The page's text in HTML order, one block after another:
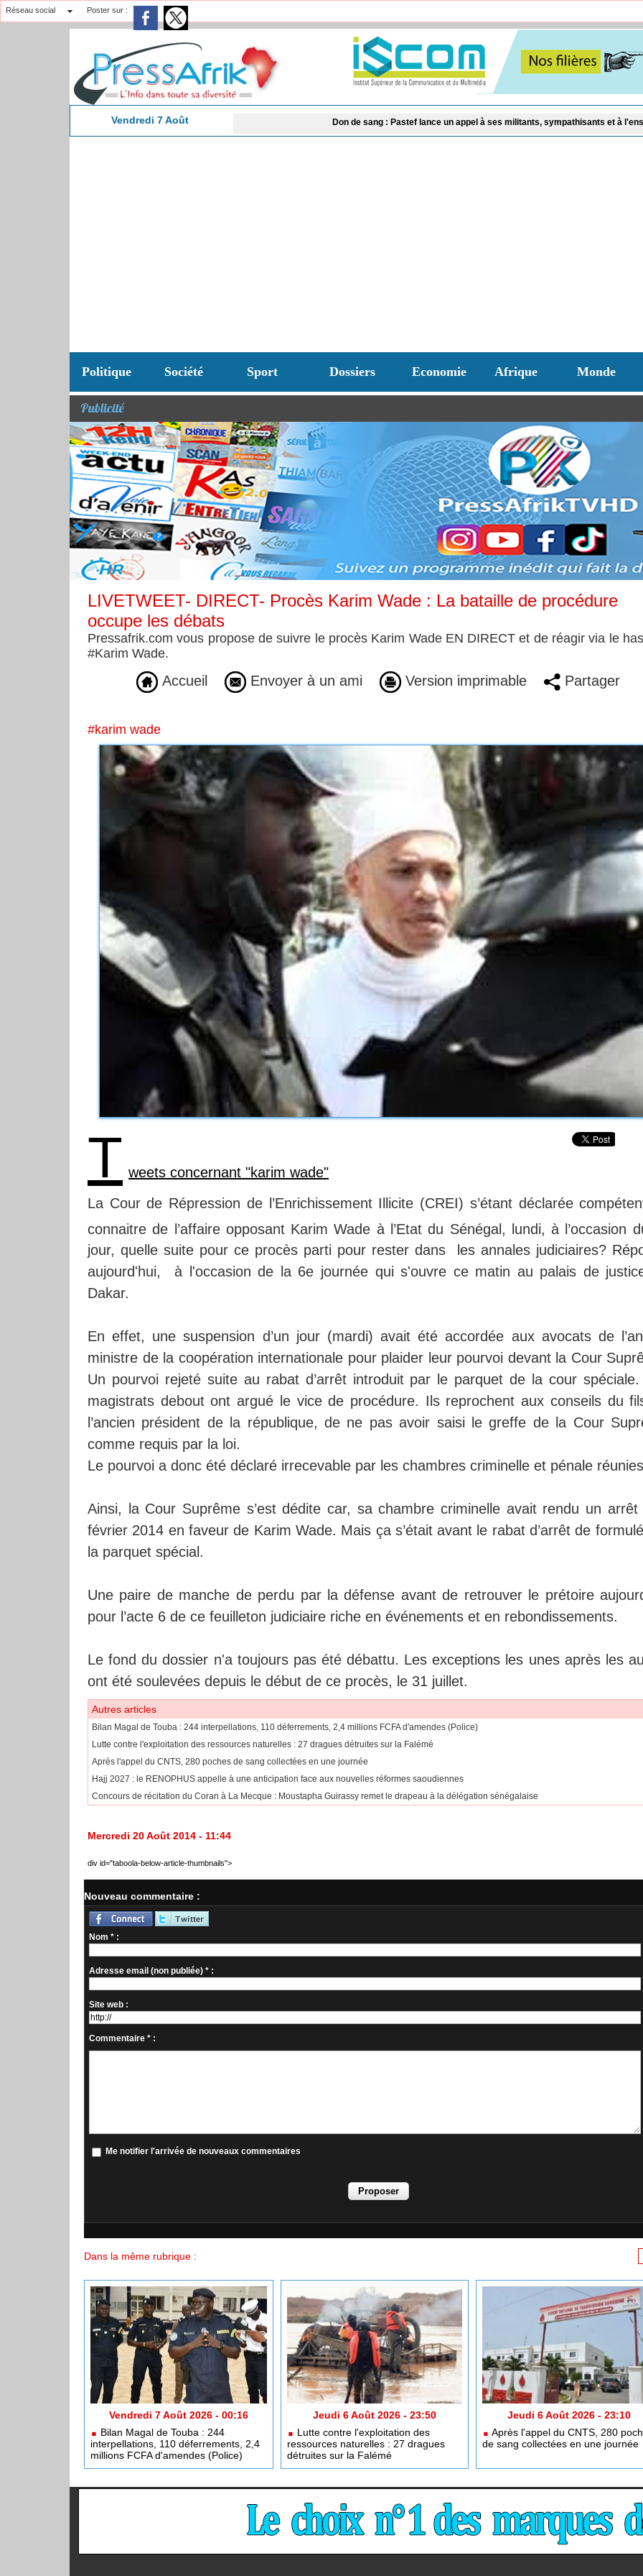
Réseau social Poster sur :
Vendredi 7 Août Don de sang : Pastef lance un appel à ses militants, sympathisants et à l'ensemble des
Politique Société Sport Dossiers Economie Afrique Monde
Publicité
LIVETWEET- DIRECT- Procès Karim Wade : La bataille de procédure
occupe les débats
Pressafrik.com vous propose de suivre le procès Karim Wade EN DIRECT et de réagir via le
#Karim Wade.
Accueil Envoyer à un ami Version imprimable Partager
#karim wade
T weets concernant "karim wade"
La Cour de Répression de l’Enrichissement Illicite (CREI) s’étant déclarée
connaitre de l’affaire opposant Karim Wade à l’Etat du Sénégal, lundi, à l’occasion
jour, quelle suite pour ce procès parti pour rester dans les annales judiciaires?
aujourd'hui, à l'occasion de la 6e journée qui s'ouvre ce matin au palais de
Dakar.
En effet, une suspension d’un jour (mardi) avait été accordée aux avocats de
ministre de la coopération internationale pour plaider leur pourvoi devant la Cour
Un pourvoi rejeté suite au rabat d’arrêt introduit par le parquet de la cour
magistrats debout ont argué le vice de procédure. Ils reprochent aux conseils du
l’ancien président de la république, de ne pas avoir saisi le greffe de la Cour
comme requis par la loi.
Le pourvoi a donc été déclaré irrecevable par les chambres criminelle et pénale
Ainsi, la Cour Suprême s’est dédite car, sa chambre criminelle avait rendu un
février 2014 en faveur de Karim Wade. Mais ça s’était avant le rabat d’arrêt de
la parquet spécial.
Une paire de manche de perdu par la défense avant de retrouver le prétoire
pour l’acte 6 de ce feuilleton judiciaire riche en événements et en rebondissements.
Le fond du dossier n'a toujours pas été débattu. Les exceptions les unes après les
ont été soulevées depuis le début de ce procès, le 31 juillet.
Autres articles
Bilan Magal de Touba : 244 interpellations, 110 déferrements, 2,4 millions FCFA d'amendes (Police)
Lutte contre l'exploitation des ressources naturelles : 27 dragues détruites sur la Falémé
Après l'appel du CNTS, 280 poches de sang collectées en une journée
Hajj 2027 : le RENOPHUS appelle à une anticipation face aux nouvelles réformes saoudiennes
Concours de récitation du Coran à La Mecque : Moustapha Guirassy remet le drapeau à la délégation sénégalaise
Mercredi 20 Août 2014 - 11:44
div id="taboola-below-article-thumbnails">
Nouveau commentaire :
Nom * :
Adresse email (non publiée) * :
Site web :
Commentaire * :
Me notifier l'arrivée de nouveaux commentaires
Dans la même rubrique :
Vendredi 7 Août 2026 - 00:16
Bilan Magal de Touba : 244
interpellations, 110 déferrements, 2,4
millions FCFA d'amendes (Police)
Jeudi 6 Août 2026 - 23:50
Lutte contre l'exploitation des
ressources naturelles : 27 dragues
détruites sur la Falémé
Jeudi 6 Août 2026 - 23:10
Après l'appel du CNTS, 280
de sang collectées en une journée